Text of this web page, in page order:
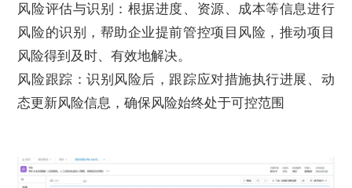
风险评估与识别：根据进度、资源、成本等信息进行
风险的识别，帮助企业提前管控项目风险，推动项目
风险得到及时、有效地解决。
风险跟踪：识别风险后，跟踪应对措施执行进展、动
态更新风险信息，确保风险始终处于可控范围